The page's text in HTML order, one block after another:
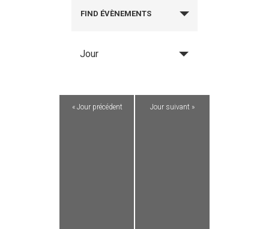
FIND ÉVÈNEMENTS
Jour
«Jour précédent Jour suivant »